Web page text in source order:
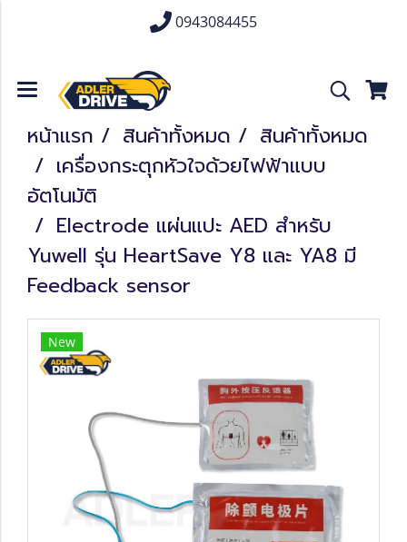
0943084455
หน้าแรก สินค้าทั้งหมด
สินค้าทั้งหมด
เครื่องกระตุกหัวใจด้วยไฟฟ้าแบบ
อัตโนมัติ
Electrode แผ่นแปะ AED สำหรับ
Yuwell รุ่น HeartSave Y8 และ YA8 มี
Feedback sensor
New